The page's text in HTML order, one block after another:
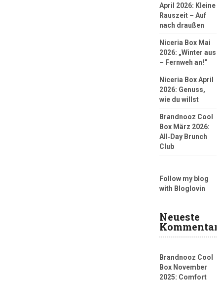
April 2026: Kleine
Rauszeit – Auf
nach draußen
Niceria Box Mai
2026: „Winter aus
– Fernweh an!“
Niceria Box April
2026: Genuss,
wie du willst
Brandnooz Cool
Box März 2026:
All‑Day Brunch
Club
Follow my blog
with Bloglovin
Neueste
Brandnooz Cool
Box November
2025: Comfort